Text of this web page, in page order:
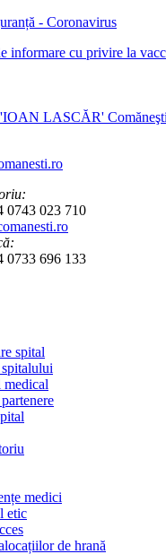
- Coronavirus
informare cu privire la
0743 023 710
0733 696 133
spital
medical
medici
etic
de hrană